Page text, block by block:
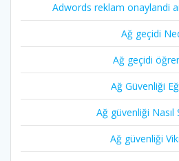
Adwords reklam onaylandi
Ağ geçidi
Ağ geçidi
Ağ Güvenliği
Ağ güvenliği Nasıl
Ağ güvenliği